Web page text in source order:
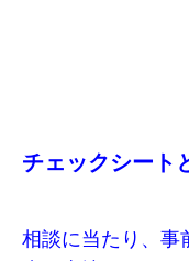
チェックシート
相談に当たり、事